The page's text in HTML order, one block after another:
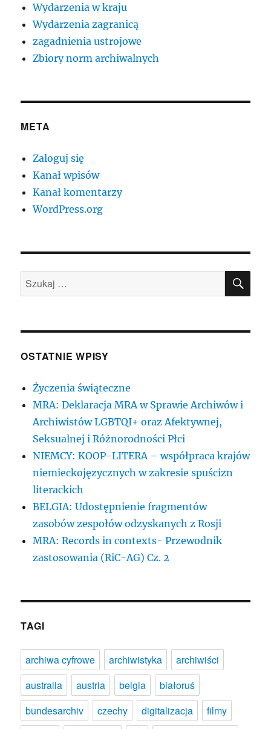
Wydarzenia w kraju
Wydarzenia zagranicą
zagadnienia ustrojowe
Zbiory norm archiwalnych
META
Zaloguj się
Kanał wpisów
Kanał komentarzy
WordPress.org
Szukaj:
OSTATNIE WPISY
Życzenia świąteczne
MRA: Deklaracja MRA w Sprawie Archiwów i
Archiwistów LGBTQI+ oraz Afektywnej,
Seksualnej i Różnorodności Płci
NIEMCY: KOOP-LITERA – współpraca krajów
niemieckojęzycznych w zakresie spuścizn
literackich
BELGIA: Udostępnienie fragmentów
zasobów zespołów odzyskanych z Rosji
MRA: Records in contexts- Przewodnik
zastosowania (RiC-AG) Cz. 2
TAGI
archiwa cyfrowe archiwistyka
archiwiści
australia
austria belgia
białoruś
bundesarchiv
czechy digitalizacja
filmy